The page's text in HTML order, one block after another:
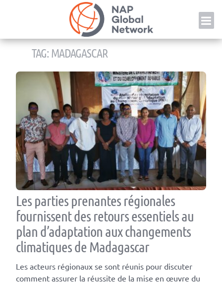
TAG: MADAGASCAR
Les parties prenantes régionales
fournissent des retours essentiels au
plan d’adaptation aux changements
climatiques de Madagascar
Les acteurs régionaux se sont réunis pour discuter
comment assurer la réussite de la mise en œuvre du